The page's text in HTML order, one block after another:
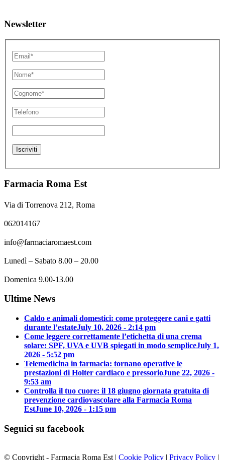
Newsletter
Farmacia Roma Est
Via di Torrenova 212, Roma
062014167
info@farmaciaromaest.com
Lunedì – Sabato 8.00 – 20.00
Domenica 9.00-13.00
Ultime News
Caldo e animali domestici: come proteggere cani e gatti
durante l’estateJuly 10, 2026 - 2:14 pm
Come leggere correttamente l’etichetta di una crema
solare: SPF, UVA e UVB spiegati in modo sempliceJuly 1,
2026 - 5:52 pm
Telemedicina in farmacia: tornano operative le
prestazioni di Holter cardiaco e pressorioJune 22, 2026 -
9:53 am
Controlla il tuo cuore: il 18 giugno giornata gratuita di
prevenzione cardiovascolare alla Farmacia Roma
EstJune 10, 2026 - 1:15 pm
Seguici su facebook
© Copyright - Farmacia Roma Est | Cookie Policy | Privacy Policy |